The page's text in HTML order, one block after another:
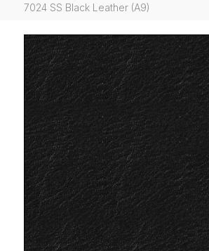
7024 SS Black Leather (A9)